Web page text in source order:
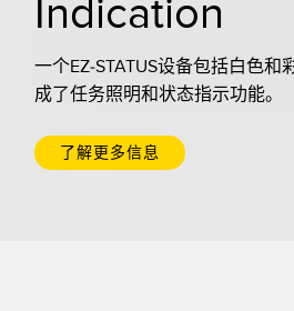
Indication
一个EZ-STATUS设备包括白色和
成了任务照明和状态指示功能。
了解更多信息